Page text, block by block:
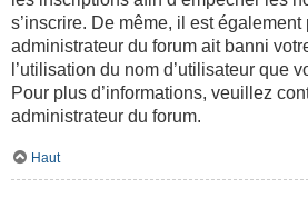
s’inscrire. De même, il est également
administrateur du forum ait banni
l’utilisation du nom d’utilisateur que
Pour plus d’informations, veuillez
administrateur du forum.
Haut